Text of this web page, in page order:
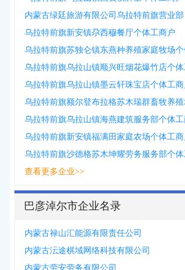
内蒙古绿廷旅游有限公司乌拉特前旗营业部
乌拉特前旗新安镇尕西穆餐厅个体工商户
乌拉特前旗苏独仑镇东燕种养殖家庭牧场
乌拉特前旗乌拉山镇顺兴旺烟花爆竹店个
乌拉特前旗乌拉山镇墨云轩珠宝店个体工商
乌拉特前旗额尔登布拉格苏木瑞群畜牧养
乌拉特前旗乌拉山镇海燕建筑服务部个体工
乌拉特前旗新安镇福满田家庭农场个体工商
乌拉特前旗沙德格苏木坤耀劳务服务部个
查看更多企业>>
巴彦淖尔市企业名录
内蒙古禄山汇能源有限责任公司
内蒙古沄途棋域网络科技有限公司
内蒙古劳安劳务有限公司